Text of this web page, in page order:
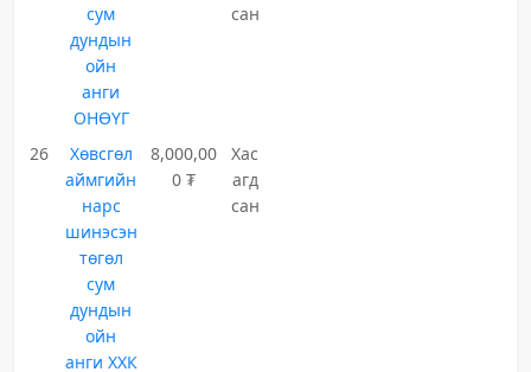
сум
дундын
ойн
анги
ОНӨҮГ
сан
26
Хөвсгөл
аймгийн
нарс
шинэсэн
төгөл
сум
дундын
ойн
анги ХХК
8,000,00
0 ₮
Хас
агд
сан